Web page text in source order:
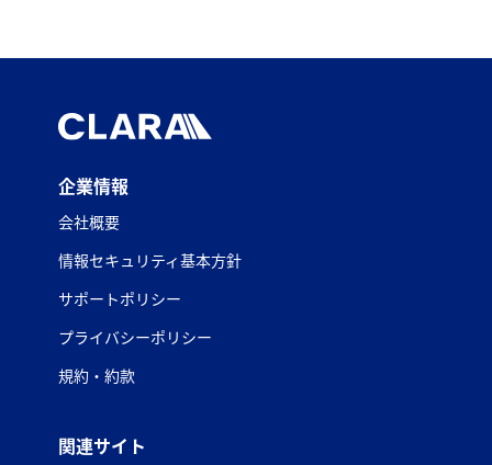
企業情報
会社概要
情報セキュリティ基本方針
サポートポリシー
プライバシーポリシー
規約・約款
関連サイト